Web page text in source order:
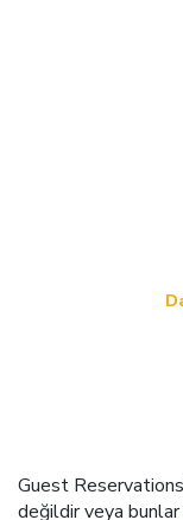
Guest
değildir veya